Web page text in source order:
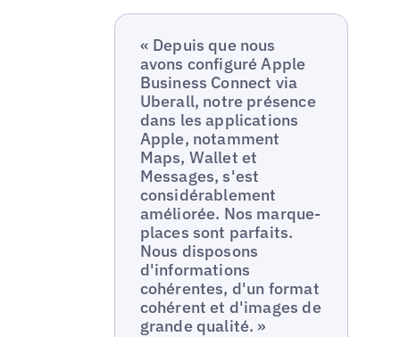
« Depuis que nous
avons configuré Apple
Business Connect via
Uberall, notre présence
dans les applications
Apple, notamment
Maps, Wallet et
Messages, s'est
considérablement
améliorée. Nos marque-
places sont parfaits.
Nous disposons
d'informations
cohérentes, d'un format
cohérent et d'images de
grande qualité. »